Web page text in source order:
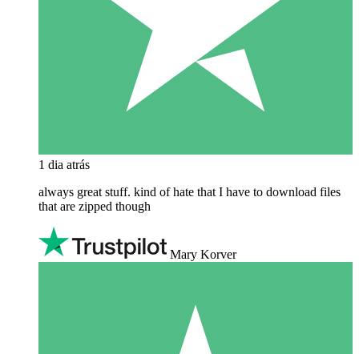
1 dia atrás
always great stuff. kind of hate that I have to download files
that are zipped though
Mary Korver